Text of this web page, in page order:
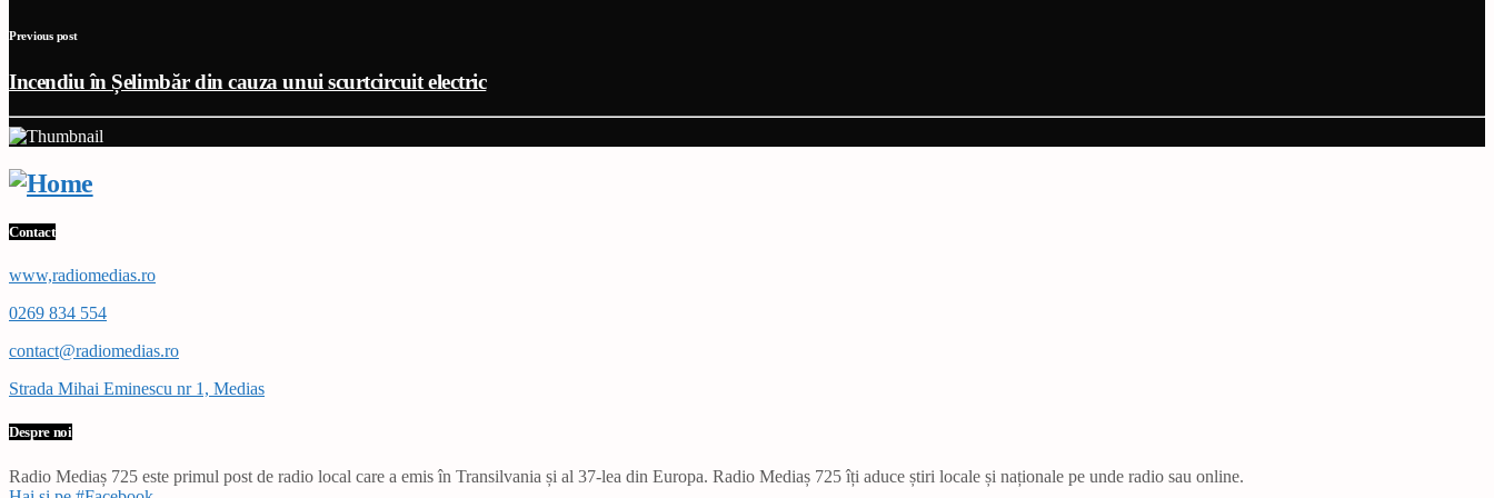
Previous post
Incendiu în Șelimbăr din cauza unui scurtcircuit electric
Contact
www,radiomedias.ro
0269 834 554
contact@radiomedias.ro
Strada Mihai Eminescu nr 1, Medias
Despre noi
Radio Mediaș 725 este primul post de radio local care a emis în Transilvania și al 37-lea din Europa. Radio Mediaș 725 îți aduce știri locale și naționale pe unde radio sau online.